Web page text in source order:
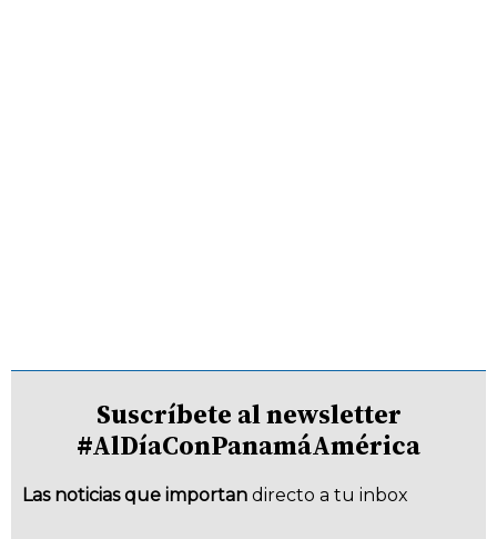
Suscríbete al newsletter
#AlDíaConPanamáAmérica
Las noticias que importan directo a tu inbox